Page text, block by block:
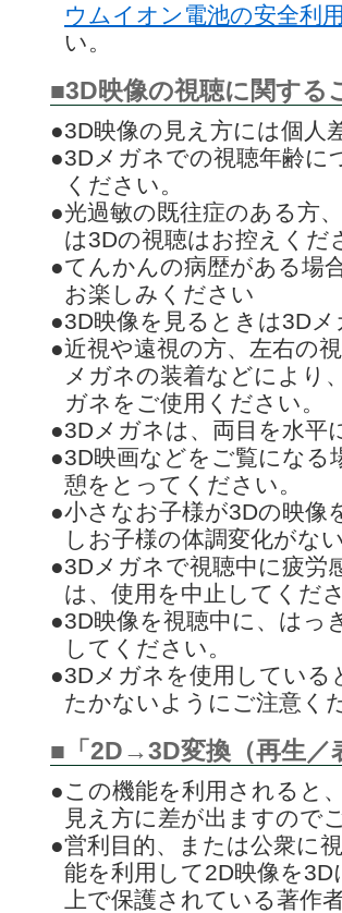
ウムイオン電池の安全利
い。
■3D映像の視聴に関する
●3D映像の見え方には個人
●3Dメガネでの視聴年齢に
ください。
●光過敏の既往症のある方
は3Dの視聴はお控えくだ
●てんかんの病歴がある場
お楽しみください
●3D映像を見るときは3D
●近視や遠視の方、左右の
メガネの装着などにより
ガネをご使用ください。
●3Dメガネは、両目を水平
●3D映画などをご覧になる
憩をとってください。
●小さなお子様が3Dの映像
しお子様の体調変化がな
●3Dメガネで視聴中に疲労
は、使用を中止してくだ
●3D映像を視聴中に、はっ
してください。
●3Dメガネを使用してい
たかないようにご注意く
■「2D→3D変換（再生／
●この機能を利用されると
見え方に差が出ますので
●営利目的、または公衆に
能を利用して2D映像を
上で保護されている著作